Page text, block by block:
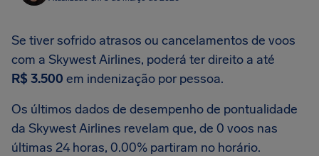
Se tiver sofrido atrasos ou cancelamentos de voos
com a Skywest Airlines, poderá ter direito a até
R$ 3.500 em indenização por pessoa.
Os últimos dados de desempenho de pontualidade
da Skywest Airlines revelam que, de 0 voos nas
últimas 24 horas, 0.00% partiram no horário.